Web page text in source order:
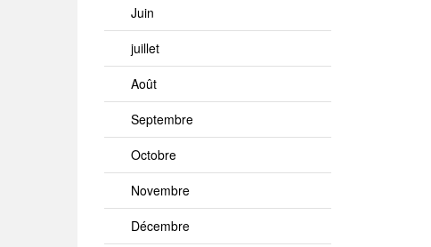
Juin
juillet
Août
Septembre
Octobre
Novembre
Décembre